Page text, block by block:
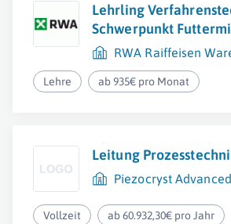
Lehrling
Schwerpunkt
RWA Raiffeisen
Lehre ab 935€ pro Monat
Leitung
Piezocryst
Vollzeit ab 60.932,30€ pro Jahr